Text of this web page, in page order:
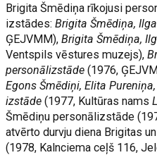
Brigita Šmēdiņa rīkojusi
izstādes:Brigita Šmēdiņa,
ĢEJVMM),Brigita Šmēdiņa,
Ventspils vēstures muzejs),
personālizstāde (1976,
Egons Šmēdiņi, Elita
izstāde(1977, Kultūras nams
Šmēdiņu personālizstāde
atvērto durvju diena Brigitas
(1978, Kalnciema ceļš 116,